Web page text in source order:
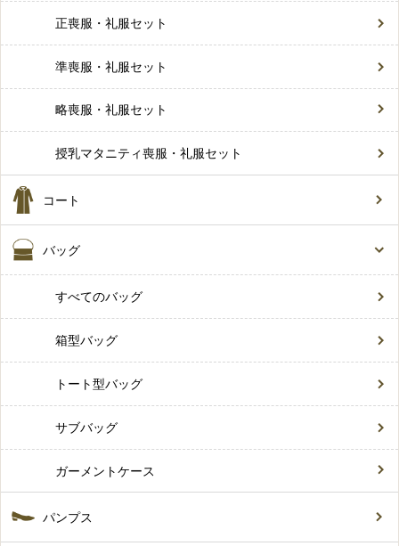
正喪服・礼服セット
準喪服・礼服セット
略喪服・礼服セット
授乳マタニティ喪服・礼服セット
コート
バッグ
すべてのバッグ
箱型バッグ
トート型バッグ
サブバッグ
ガーメントケース
パンプス